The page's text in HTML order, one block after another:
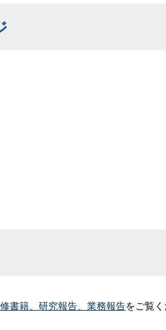
書籍、研究報告、業務報告をご覧く